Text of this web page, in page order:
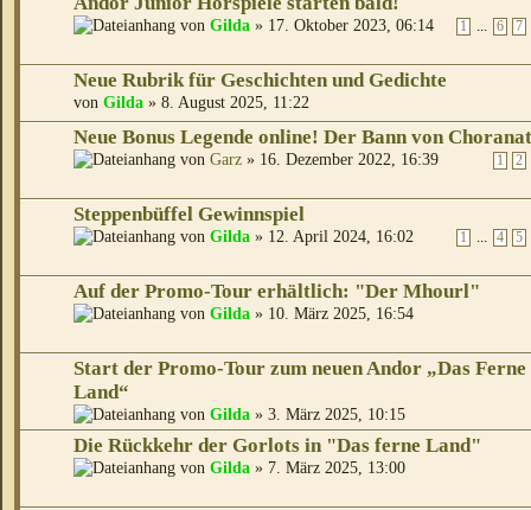
1 ... 6 7
von Gilda » 17. Oktober 2023, 06:14
Neue Rubrik für Geschichten und Gedichte
von Gilda » 8. August 2025, 11:22
Neue Bonus Legende online! Der Bann von Choranat
1 2
von Garz » 16. Dezember 2022, 16:39
Steppenbüffel Gewinnspiel
1 ... 4 5
von Gilda » 12. April 2024, 16:02
Auf der Promo-Tour erhältlich: "Der Mhourl"
von Gilda » 10. März 2025, 16:54
Start der Promo-Tour zum neuen Andor „Das Ferne
Land“
von Gilda » 3. März 2025, 10:15
Die Rückkehr der Gorlots in "Das ferne Land"
von Gilda » 7. März 2025, 13:00